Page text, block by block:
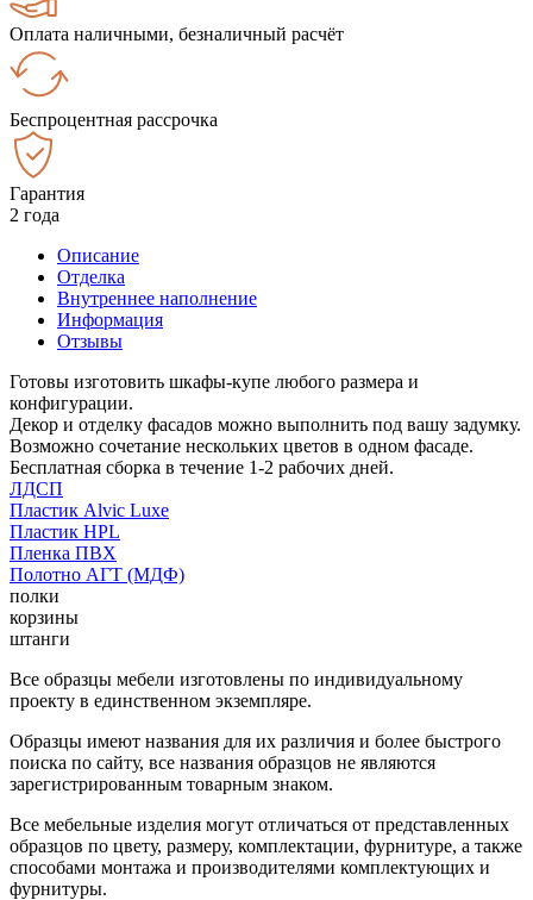
Оплата наличными, безналичный расчёт
Беспроцентная рассрочка
Гарантия
2 года
Описание
Отделка
Внутреннее наполнение
Информация
Отзывы
Готовы изготовить шкафы-купе любого размера и
конфигурации.
Декор и отделку фасадов можно выполнить под вашу задумку.
Возможно сочетание нескольких цветов в одном фасаде.
Бесплатная сборка в течение 1-2 рабочих дней.
ЛДСП
Пластик Alvic Luxe
Пластик HPL
Пленка ПВХ
Полотно АГТ (МДФ)
полки
корзины
штанги
Все образцы мебели изготовлены по индивидуальному
проекту в единственном экземпляре.
Образцы имеют названия для их различия и более быстрого
поиска по сайту, все названия образцов не являются
зарегистрированным товарным знаком.
Все мебельные изделия могут отличаться от представленных
образцов по цвету, размеру, комплектации, фурнитуре, а также
способами монтажа и производителями комплектующих и
фурнитуры.